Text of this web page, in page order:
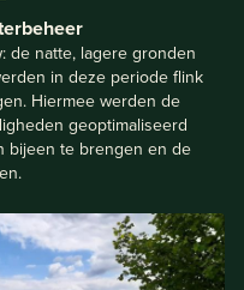
de natte, lagere gronden
in deze periode flink
Hiermee werden de
geoptimaliseerd
bijeen te brengen en de